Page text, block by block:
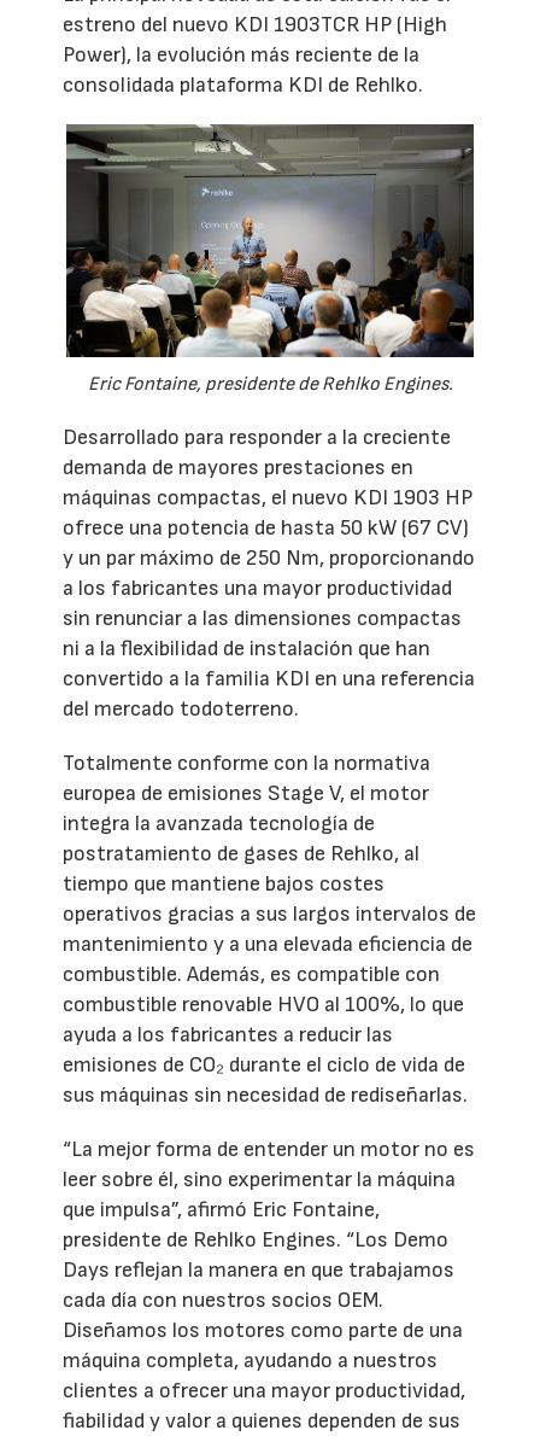
estreno del nuevo KDI 1903TCR HP (High
Power), la evolución más reciente de la
consolidada plataforma KDI de Rehlko.
Eric Fontaine, presidente de Rehlko Engines.
Desarrollado para responder a la creciente
demanda de mayores prestaciones en
máquinas compactas, el nuevo KDI 1903 HP
ofrece una potencia de hasta 50 kW (67 CV)
y un par máximo de 250 Nm, proporcionando
a los fabricantes una mayor productividad
sin renunciar a las dimensiones compactas
ni a la flexibilidad de instalación que han
convertido a la familia KDI en una referencia
del mercado todoterreno.
Totalmente conforme con la normativa
europea de emisiones Stage V, el motor
integra la avanzada tecnología de
postratamiento de gases de Rehlko, al
tiempo que mantiene bajos costes
operativos gracias a sus largos intervalos de
mantenimiento y a una elevada eficiencia de
combustible. Además, es compatible con
combustible renovable HVO al 100%, lo que
ayuda a los fabricantes a reducir las
emisiones de CO₂ durante el ciclo de vida de
sus máquinas sin necesidad de rediseñarlas.
“La mejor forma de entender un motor no es
leer sobre él, sino experimentar la máquina
que impulsa”, afirmó Eric Fontaine,
presidente de Rehlko Engines. “Los Demo
Days reflejan la manera en que trabajamos
cada día con nuestros socios OEM.
Diseñamos los motores como parte de una
máquina completa, ayudando a nuestros
clientes a ofrecer una mayor productividad,
fiabilidad y valor a quienes dependen de sus